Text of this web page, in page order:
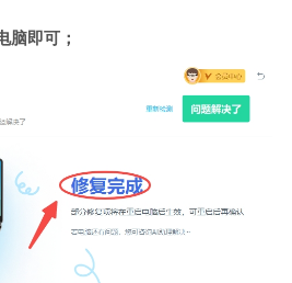
脑即可；